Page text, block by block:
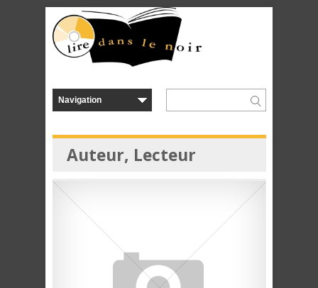
Auteur, Lecteur